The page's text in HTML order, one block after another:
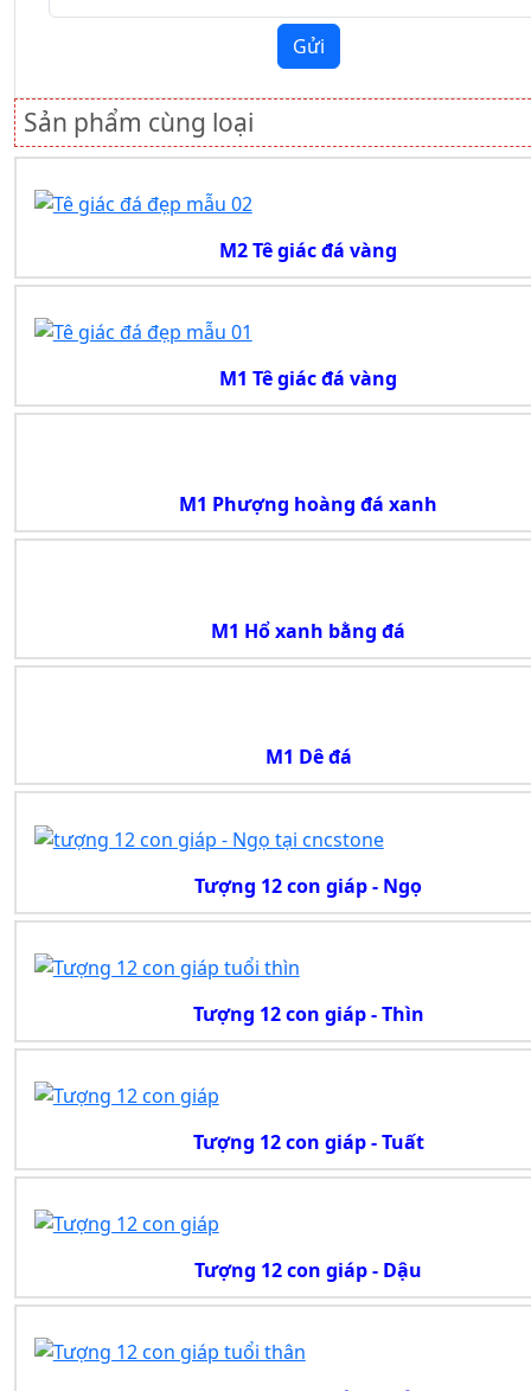
Gửi
Sản phẩm cùng loại
M2 Tê giác đá vàng
M1 Tê giác đá vàng
M1 Phượng hoàng đá xanh
M1 Hổ xanh bằng đá
M1 Dê đá
Tượng 12 con giáp - Ngọ
Tượng 12 con giáp - Thìn
Tượng 12 con giáp - Tuất
Tượng 12 con giáp - Dậu